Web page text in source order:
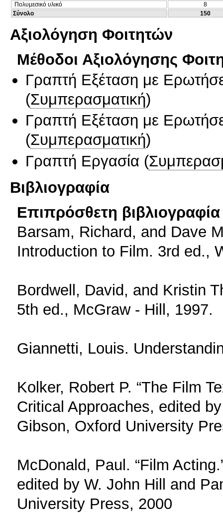
Πολυμεσικό υλικό
8
Σύνολο
150
Αξιολόγηση Φοιτητών
Μέθοδοι Αξιολόγησης
Γραπτή Εξέταση με
(Συμπερασματική)
Γραπτή Εξέταση με
(Συμπερασματική)
Γραπτή Εργασία (
Βιβλιογραφία
Επιπρόσθετη βιβλιογραφία
Barsam, Richard, and Dave
Introduction to Film. 3rd ed.,
Bordwell, David, and Kristin
5th ed., McGraw - Hill, 1997.
Giannetti, Louis.
Kolker, Robert P. “The Film
Critical Approaches, edited
Gibson, Oxford University
McDonald, Paul. “Film
edited by W. John Hill and
University Press, 2000